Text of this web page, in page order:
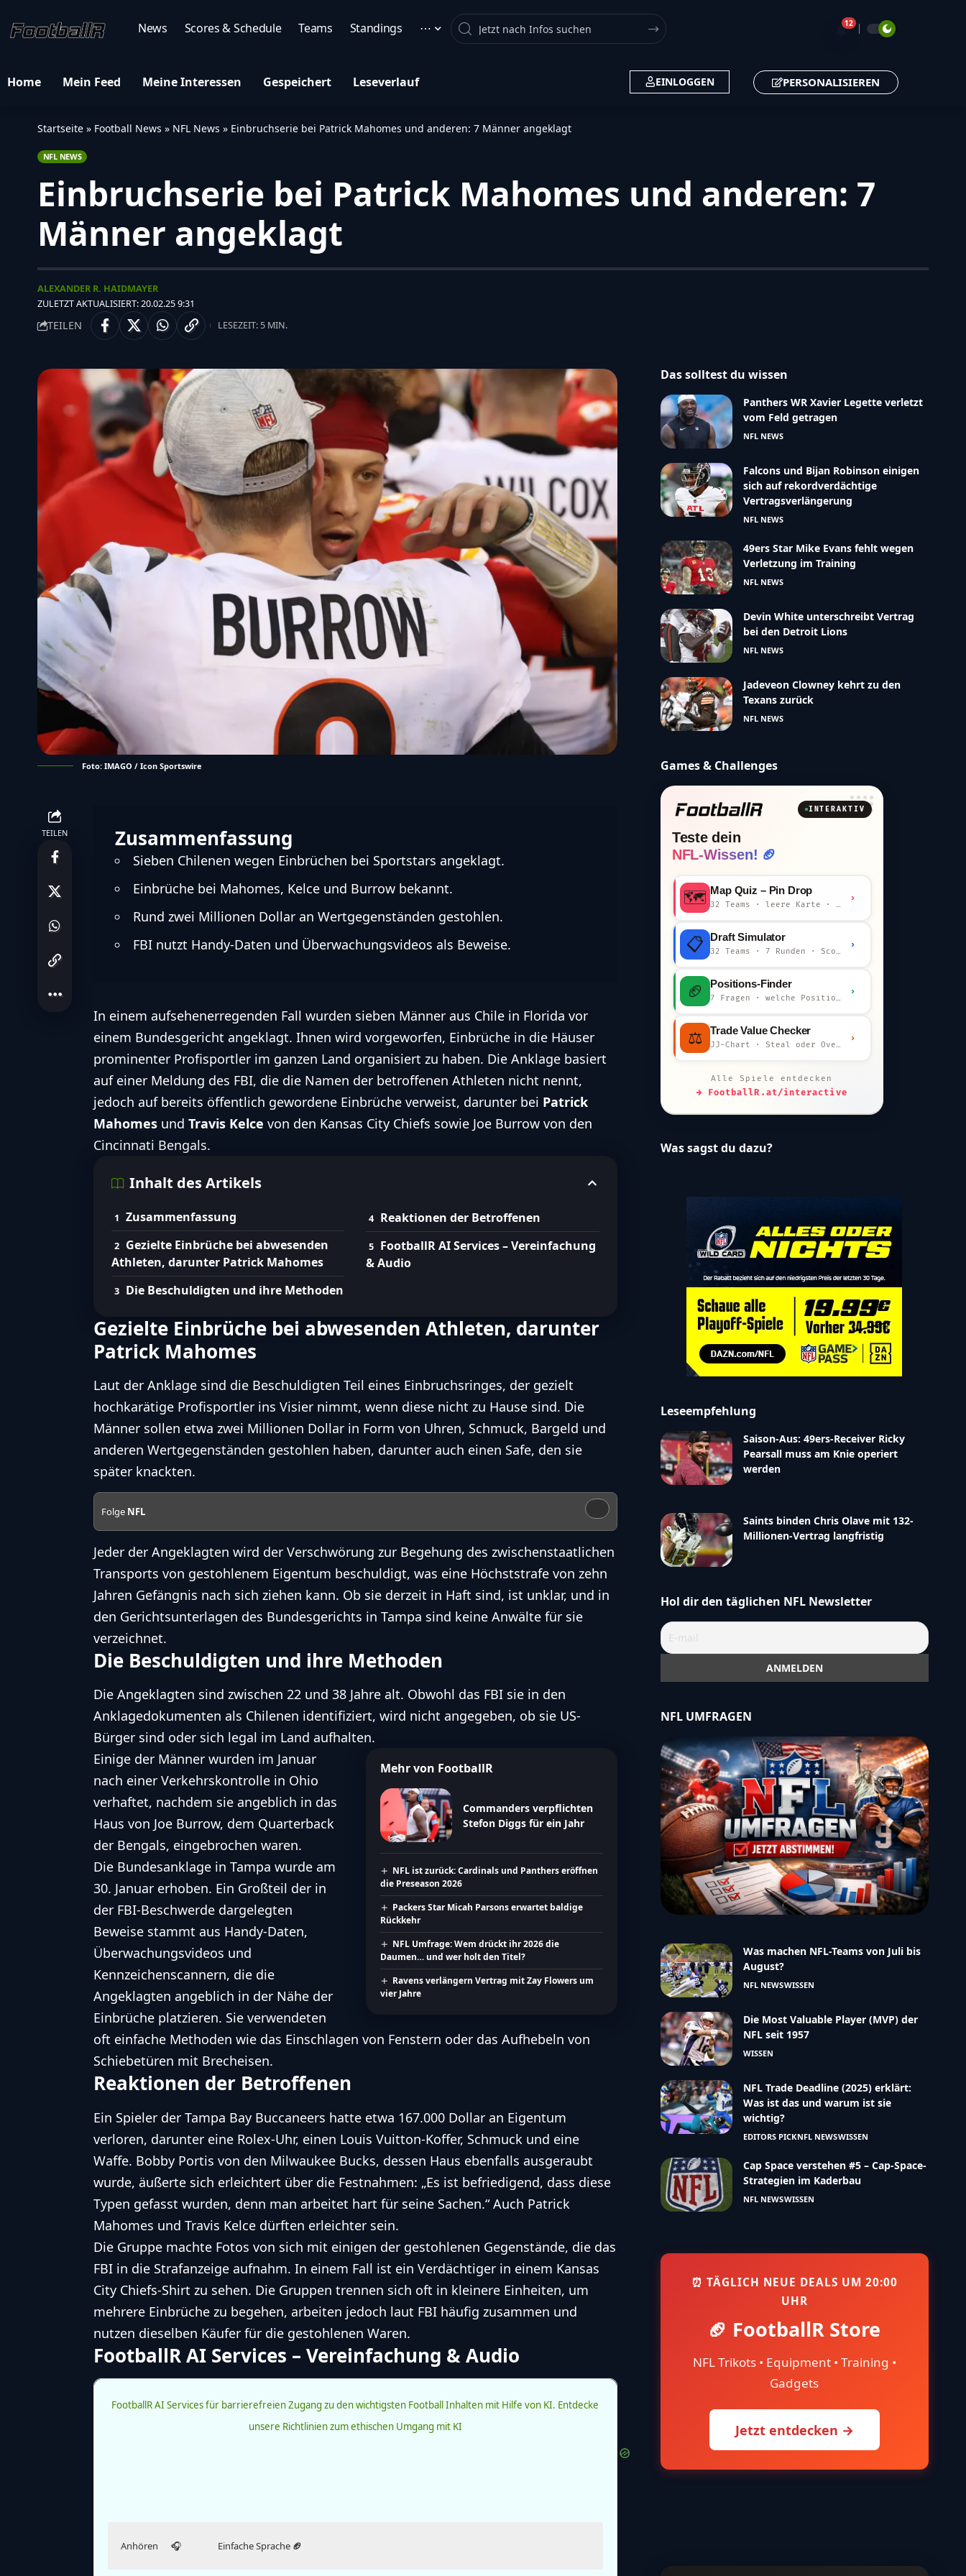
News Scores & Schedule Teams Standings ⋯ Search 🔔12
Home Mein Feed Meine Interessen Gespeichert Leseverlauf EINLOGGEN PERSONALISIEREN
Startseite » Football News » NFL News » Einbruchserie bei Patrick Mahomes und anderen: 7 Männer angeklagt
NFL NEWS
Einbruchserie bei Patrick Mahomes und anderen: 7
Männer angeklagt
ZULETZT AKTUALISIERT: 20.02.25 9:31
ALEXANDER R. HAIDMAYER
TEILEN LESEZEIT: 5 MIN.
Foto: IMAGO / Icon Sportswire
TEILEN Zusammenfassung
Sieben Chilenen wegen Einbrüchen bei Sportstars angeklagt.
Einbrüche bei Mahomes, Kelce und Burrow bekannt.
Rund zwei Millionen Dollar an Wertgegenständen gestohlen.
FBI nutzt Handy-Daten und Überwachungsvideos als Beweise.
In einem aufsehenerregenden Fall wurden sieben Männer aus Chile in Florida vor
einem Bundesgericht angeklagt. Ihnen wird vorgeworfen, Einbrüche in die Häuser
prominenter Profisportler im ganzen Land organisiert zu haben. Die Anklage basiert
auf einer Meldung des FBI, die die Namen der betroffenen Athleten nicht nennt,
jedoch auf bereits öffentlich gewordene Einbrüche verweist, darunter bei Patrick
Mahomes und Travis Kelce von den Kansas City Chiefs sowie Joe Burrow von den
Cincinnati Bengals.
Inhalt des Artikels
Zusammenfassung
Gezielte Einbrüche bei abwesenden
Athleten, darunter Patrick Mahomes
Die Beschuldigten und ihre Methoden
Reaktionen der Betroffenen
FootballR AI Services – Vereinfachung
& Audio
Gezielte Einbrüche bei abwesenden Athleten, darunter
Patrick Mahomes
Laut der Anklage sind die Beschuldigten Teil eines Einbruchsringes, der gezielt
hochkarätige Profisportler ins Visier nimmt, wenn diese nicht zu Hause sind. Die
Männer sollen etwa zwei Millionen Dollar in Form von Uhren, Schmuck, Bargeld und
anderen Wertgegenständen gestohlen haben, darunter auch einen Safe, den sie
später knackten.
Folge NFL
Jeder der Angeklagten wird der Verschwörung zur Begehung des zwischenstaatlichen
Transports von gestohlenem Eigentum beschuldigt, was eine Höchststrafe von zehn
Jahren Gefängnis nach sich ziehen kann. Ob sie derzeit in Haft sind, ist unklar, und in
den Gerichtsunterlagen des Bundesgerichts in Tampa sind keine Anwälte für sie
verzeichnet.
Die Beschuldigten und ihre Methoden
Die Angeklagten sind zwischen 22 und 38 Jahre alt. Obwohl das FBI sie in den
Anklagedokumenten als Chilenen identifiziert, wird nicht angegeben, ob sie US-
Bürger sind oder sich legal im Land aufhalten.
Mehr von FootballR
Commanders verpflichten
Stefon Diggs für ein Jahr
NFL ist zurück: Cardinals und Panthers eröffnen
die Preseason 2026
Packers Star Micah Parsons erwartet baldige
Rückkehr
NFL Umfrage: Wem drückt ihr 2026 die
Daumen… und wer holt den Titel?
Ravens verlängern Vertrag mit Zay Flowers um
vier Jahre
Einige der Männer wurden im Januar
nach einer Verkehrskontrolle in Ohio
verhaftet, nachdem sie angeblich in das
Haus von Joe Burrow, dem Quarterback
der Bengals, eingebrochen waren.
Die Bundesanklage in Tampa wurde am
30. Januar erhoben. Ein Großteil der in
der FBI-Beschwerde dargelegten
Beweise stammt aus Handy-Daten,
Überwachungsvideos und
Kennzeichenscannern, die die
Angeklagten angeblich in der Nähe der
Einbrüche platzieren. Sie verwendeten
oft einfache Methoden wie das Einschlagen von Fenstern oder das Aufhebeln von
Schiebetüren mit Brecheisen.
Reaktionen der Betroffenen
Ein Spieler der Tampa Bay Buccaneers hatte etwa 167.000 Dollar an Eigentum
verloren, darunter eine Rolex-Uhr, einen Louis Vuitton-Koffer, Schmuck und eine
Waffe. Bobby Portis von den Milwaukee Bucks, dessen Haus ebenfalls ausgeraubt
wurde, äußerte sich erleichtert über die Festnahmen: „Es ist befriedigend, dass diese
Typen gefasst wurden, denn man arbeitet hart für seine Sachen.“ Auch Patrick
Mahomes und Travis Kelce dürften erleichter sein.
Die Gruppe machte Fotos von sich mit einigen der gestohlenen Gegenstände, die das
FBI in die Strafanzeige aufnahm. In einem Fall ist ein Verdächtiger in einem Kansas
City Chiefs-Shirt zu sehen. Die Gruppen trennen sich oft in kleinere Einheiten, um
mehrere Einbrüche zu begehen, arbeiten jedoch laut FBI häufig zusammen und
nutzen dieselben Käufer für die gestohlenen Waren.
FootballR AI Services – Vereinfachung & Audio
FootballR AI Services für barrierefreien Zugang zu den wichtigsten Football Inhalten mit Hilfe von KI. Entdecke
unsere Richtlinien zum ethischen Umgang mit KI
Anhören 🎧 Einfache Sprache 🏈
Das solltest du wissen
Panthers WR Xavier Legette verletzt
vom Feld getragen
NFL NEWS
Falcons und Bijan Robinson einigen
sich auf rekordverdächtige
Vertragsverlängerung
NFL NEWS
49ers Star Mike Evans fehlt wegen
Verletzung im Training
NFL NEWS
Devin White unterschreibt Vertrag
bei den Detroit Lions
NFL NEWS
Jadeveon Clowney kehrt zu den
Texans zurück
NFL NEWS
Games & Challenges
INTERAKTIV
Teste dein
NFL-Wissen! 🏈
🗺️ Map Quiz – Pin Drop
32 Teams · leere Karte · km-Wertung
›
📋 Draft Simulator
32 Teams · 7 Runden · Scout-Kommentar
›
🏈 Positions-Finder
7 Fragen · welche Position bist du?
›
⚖️ Trade Value Checker
JJ-Chart · Steal oder Overpay?
›
Alle Spiele entdecken
→ FootballR.at/interactive
Was sagst du dazu?
Leseempfehlung
Saison-Aus: 49ers-Receiver Ricky
Pearsall muss am Knie operiert
werden
Saints binden Chris Olave mit 132-
Millionen-Vertrag langfristig
Hol dir den täglichen NFL Newsletter
NFL UMFRAGEN
Was machen NFL-Teams von Juli bis
August?
NFL NEWSWISSEN
Die Most Valuable Player (MVP) der
NFL seit 1957
WISSEN
NFL Trade Deadline (2025) erklärt:
Was ist das und warum ist sie
wichtig?
EDITORS PICKNFL NEWSWISSEN
Cap Space verstehen #5 – Cap-Space-
Strategien im Kaderbau
NFL NEWSWISSEN
⏰ TÄGLICH NEUE DEALS UM 20:00
UHR
🏈 FootballR Store
NFL Trikots • Equipment • Training •
Gadgets
Jetzt entdecken →